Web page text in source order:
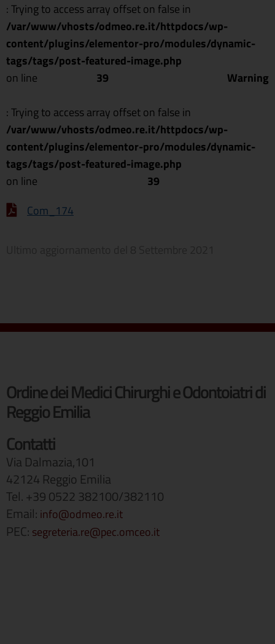
: Trying to access array offset on false in
/var/www/vhosts/odmeo.re.it/httpdocs/wp-
content/plugins/elementor-pro/modules/dynamic-
tags/tags/post-featured-image.php
on line
39 Warning
: Trying to access array offset on false in
/var/www/vhosts/odmeo.re.it/httpdocs/wp-
content/plugins/elementor-pro/modules/dynamic-
tags/tags/post-featured-image.php
on line
39
Com_174
Ordine dei Medici Chirurghi e Odontoiatri di
Reggio Emilia
Contatti
Via Dalmazia,101
42124 Reggio Emilia
Tel. +39 0522 382100/382110
Email: info@odmeo.re.it
PEC: segreteria.re@pec.omceo.it